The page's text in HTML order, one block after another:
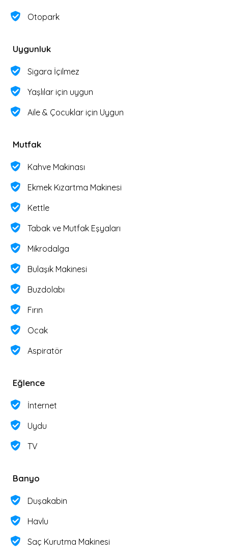
Otopark
Uygunluk
Sigara İçilmez
Yaşlılar için uygun
Aile & Çocuklar için Uygun
Mutfak
Kahve Makinası
Ekmek Kızartma Makinesi
Kettle
Tabak ve Mutfak Eşyaları
Mikrodalga
Bulaşık Makinesi
Buzdolabı
Fırın
Ocak
Aspiratör
Eğlence
İnternet
Uydu
TV
Banyo
Duşakabin
Havlu
Saç Kurutma Makinesi